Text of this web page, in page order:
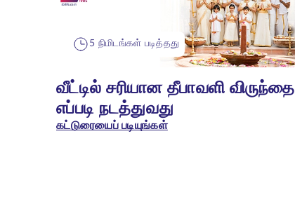
5 நிமிடங்கள் படித்தது
வீட்டில் சரியான தீபாவளி விருந்தை
எப்படி நடத்துவது
கட்டுரையைப் படியுங்கள்